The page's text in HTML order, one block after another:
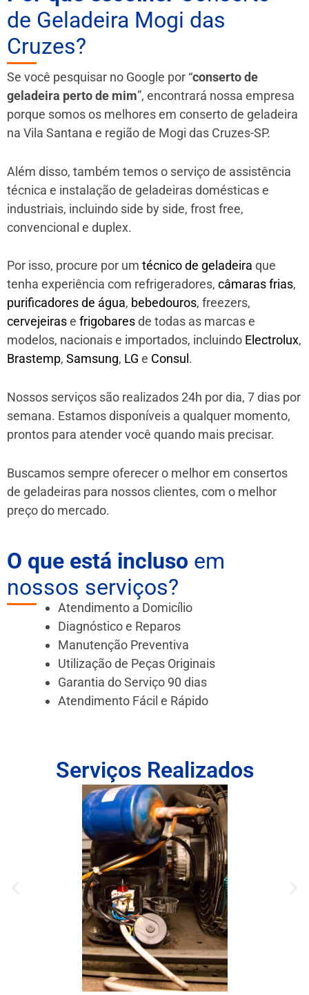
de Geladeira Mogi das
Cruzes?
Se você pesquisar no Google por “conserto de
geladeira perto de mim”, encontrará nossa empresa
porque somos os melhores em conserto de geladeira
na Vila Santana e região de Mogi das Cruzes-SP.
Além disso, também temos o serviço de assistência
técnica e instalação de geladeiras domésticas e
industriais, incluindo side by side, frost free,
convencional e duplex.
Por isso, procure por um técnico de geladeira que
tenha experiência com refrigeradores, câmaras frias,
purificadores de água, bebedouros, freezers,
cervejeirase frigobaresde todas as marcas e
modelos, nacionais e importados, incluindo Electrolux,
Brastemp, Samsung, LG e Consul .
Nossos serviços são realizados 24h por dia, 7 dias por
semana. Estamos disponíveis a qualquer momento,
prontos para atender você quando mais precisar.
Buscamos sempre oferecer o melhor em consertos
de geladeiras para nossos clientes, com o melhor
preço do mercado.
O que está incluso em
nossos serviços?
Atendimento a Domicílio
Diagnóstico e Reparos
Manutenção Preventiva
Utilização de Peças Originais
Garantia do Serviço 90 dias
Atendimento Fácil e Rápido
Serviços Realizados